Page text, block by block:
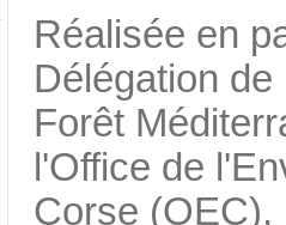
Réalisée en
Délégation
Forêt
l'Office de
Corse (OEC),